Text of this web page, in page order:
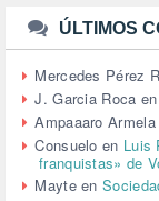
URBANISMO (1)
URBANIZACIÓN
VEJEZ (1)
VENEZUELA (3)
VENEZULA (1)
VIAJES (1)
VIOLENCIA (2)
VIOLENCIA DE
ÚLTIMOS
Mercedes Pérez
J. Garcia Roca en
Ampaaaro
Consuelo en Luis
franquistas» de
Mayteen